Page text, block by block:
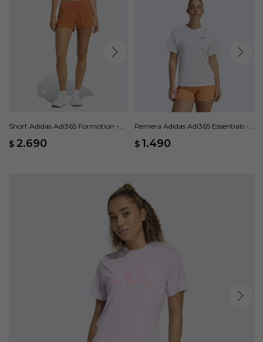
Short Adidas Adi365 Formotion -
$ 2.690
Remera Adidas Adi365 Essentials -
$ 1.490